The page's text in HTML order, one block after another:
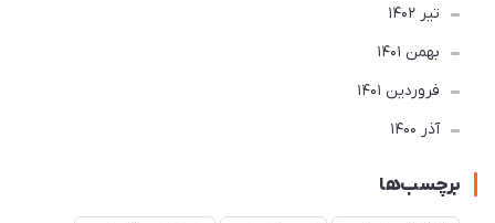
تير 1402
بهمن 1401
فروردین 1401
آذر 1400
برچسب‌ها